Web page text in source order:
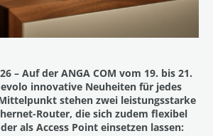
– Auf der ANGA COM vom 19. bis 21.
innovative Neuheiten für jedes
stehen zwei leistungsstarke
Router, die sich zudem flexibel
als Access Point einsetzen lassen: